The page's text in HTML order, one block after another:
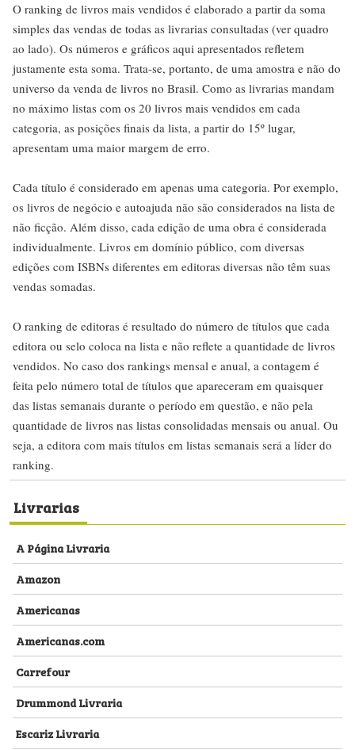
O ranking de livros mais vendidos é elaborado a partir da soma
simples das vendas de todas as livrarias consultadas (ver quadro
ao lado). Os números e gráficos aqui apresentados refletem
justamente esta soma. Trata-se, portanto, de uma amostra e não do
universo da venda de livros no Brasil. Como as livrarias mandam
no máximo listas com os 20 livros mais vendidos em cada
categoria, as posições finais da lista, a partir do 15º lugar,
apresentam uma maior margem de erro.
Cada título é considerado em apenas uma categoria. Por exemplo,
os livros de negócio e autoajuda não são considerados na lista de
não ficção. Além disso, cada edição de uma obra é considerada
individualmente. Livros em domínio público, com diversas
edições com ISBNs diferentes em editoras diversas não têm suas
vendas somadas.
O ranking de editoras é resultado do número de títulos que cada
editora ou selo coloca na lista e não reflete a quantidade de livros
vendidos. No caso dos rankings mensal e anual, a contagem é
feita pelo número total de títulos que apareceram em quaisquer
das listas semanais durante o período em questão, e não pela
quantidade de livros nas listas consolidadas mensais ou anual. Ou
seja, a editora com mais títulos em listas semanais será a líder do
ranking.
Livrarias
A Página Livraria
Amazon
Americanas
Americanas.com
Carrefour
Drummond Livraria
Escariz Livraria